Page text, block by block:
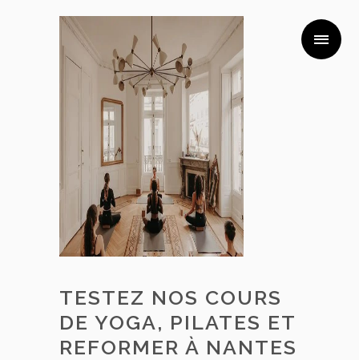
TESTEZ NOS COURS
DE YOGA, PILATES ET
REFORMER À NANTES